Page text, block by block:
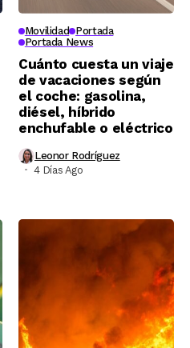
Movilidad Portada
Portada News
Cuánto cuesta un viaje
de vacaciones según
el coche: gasolina,
diésel, híbrido
enchufable o eléctrico
Leonor Rodríguez
4 Días Ago